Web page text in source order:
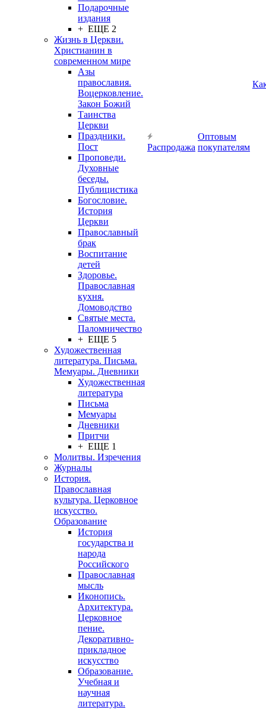
Подарочные
издания
+ ЕЩЕ 2
Жизнь в Церкви.
Христианин в
современном мире
Азы
православия.
Воцерковление.
Закон Божий
Таинства
Церкви
Праздники.
Пост
Проповеди.
Духовные
беседы.
Публицистика
Богословие.
История
Церкви
Православный
брак
Воспитание
детей
Здоровье.
Православная
кухня.
Домоводство
Святые места.
Паломничество
+ ЕЩЕ 5
Художественная
литература. Письма.
Мемуары. Дневники
Художественная
литература
Письма
Мемуары
Дневники
Притчи
+ ЕЩЕ 1
Молитвы. Изречения
Журналы
История.
Православная
культура. Церковное
искусство.
Образование
История
государства и
народа
Российского
Православная
мысль
Иконопись.
Архитектура.
Церковное
пение.
Декоративно-
прикладное
искусство
Образование.
Учебная и
научная
литература.
Распродажа
Оптовым
покупателям